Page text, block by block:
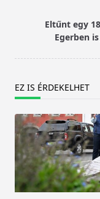
reader-
text">Page</
Eltűnt egy
Egerben
EZ IS ÉRDEKELHET